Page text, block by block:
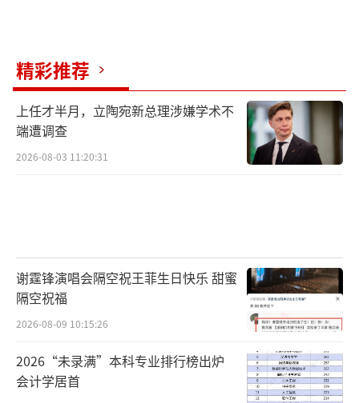
精彩推荐
上任才半月，立陶宛新总理涉嫌学术不
端遭调查
2026-08-03 11:20:31
谢霆锋演唱会隔空祝王菲生日快乐 甜蜜
隔空祝福
2026-08-09 10:15:26
2026“未录满”本科专业排行榜出炉
会计学居首